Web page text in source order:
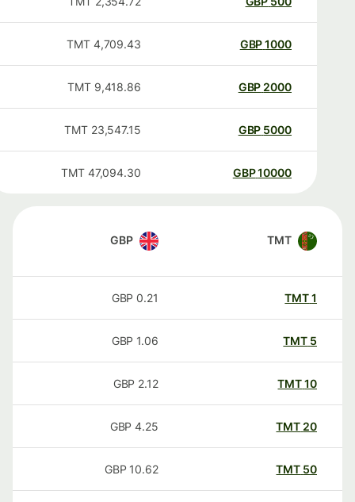
1000
GBP
4,709.43
TMT
2000
GBP
9,418.86
TMT
5000
GBP
23,547.15
TMT
10000
GBP
47,094.30
TMT
TMT
GBP
TMT
0.21
GBP
TMT
1.06
GBP
TMT
2.12
GBP
20
TMT
4.25
GBP
50
TMT
10.62
GBP